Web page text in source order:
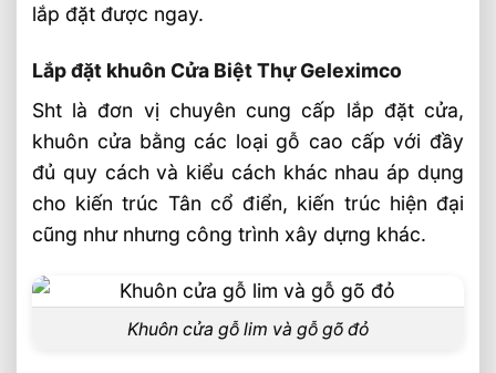
lắp đặt được ngay.
Lắp đặt khuôn Cửa Biệt Thự Geleximco
Sht là đơn vị chuyên cung cấp lắp đặt cửa,
khuôn cửa bằng các loại gỗ cao cấp với đầy
đủ quy cách và kiểu cách khác nhau áp dụng
cho kiến trúc Tân cổ điển, kiến trúc hiện đại
cũng như nhưng công trình xây dựng khác.
Khuôn cửa gỗ lim và gỗ gõ đỏ